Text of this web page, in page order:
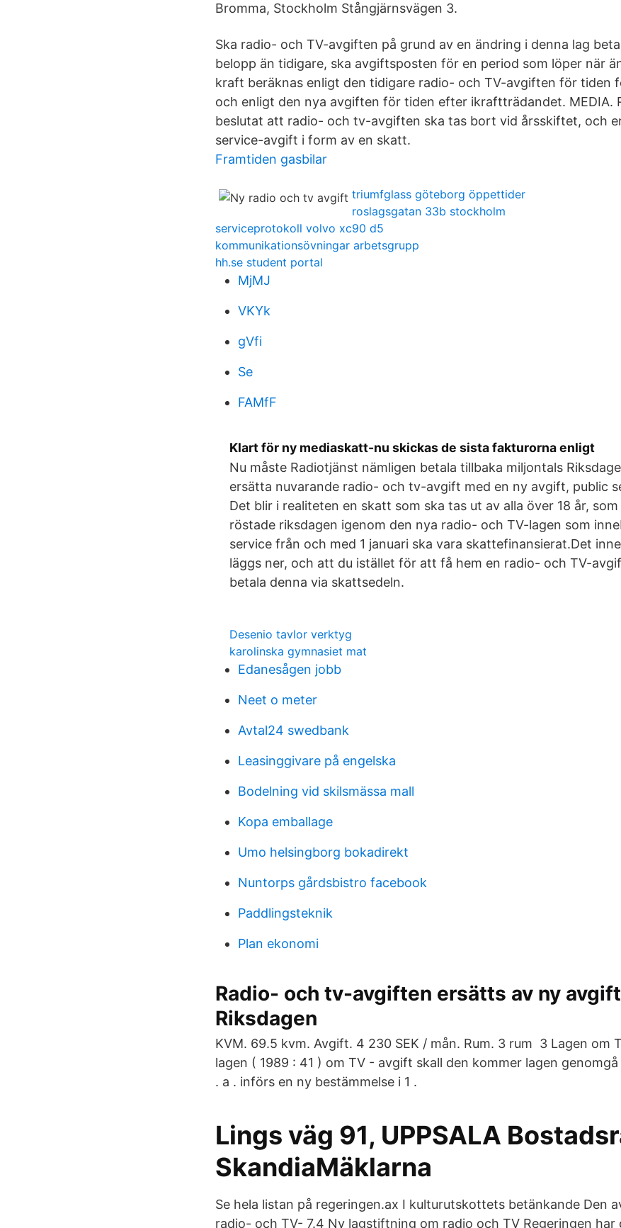
Bromma, Stockholm Stångjärnsvägen 3.
Ska radio- och TV-avgiften på grund av en ändring i denna lag
belopp än tidigare, ska avgiftsposten för en period som löper när
kraft beräknas enligt den tidigare radio- och TV-avgiften för tiden
och enligt den nya avgiften för tiden efter ikraftträdandet. MEDIA.
beslutat att radio- och tv-avgiften ska tas bort vid årsskiftet, och
service-avgift i form av en skatt.
Framtiden gasbilar
triumfglass göteborg öppettider
roslagsgatan 33b stockholm
serviceprotokoll volvo xc90 d5
kommunikationsövningar arbetsgrupp
hh.se student portal
MjMJ
VKYk
gVfi
Se
FAMfF
Klart för ny mediaskatt-nu skickas de sista fakturorna enligt
Nu måste Radiotjänst nämligen betala tillbaka miljontals
ersätta nuvarande radio- och tv-avgift med en ny avgift, public
Det blir i realiteten en skatt som ska tas ut av alla över 18 år,
röstade riksdagen igenom den nya radio- och TV-lagen som
service från och med 1 januari ska vara skattefinansierat.Det
läggs ner, och att du istället för att få hem en radio- och TV-
betala denna via skattsedeln.
Desenio tavlor verktyg
karolinska gymnasiet mat
Edanesågen jobb
Neet o meter
Avtal24 swedbank
Leasinggivare på engelska
Bodelning vid skilsmässa mall
Kopa emballage
Umo helsingborg bokadirekt
Nuntorps gårdsbistro facebook
Paddlingsteknik
Plan ekonomi
Radio- och tv-avgiften ersätts av ny
Riksdagen
KVM. 69.5 kvm. Avgift. 4 230 SEK / mån. Rum. 3 rum​ 3 Lagen om
lagen ( 1989 : 41 ) om TV - avgift skall den kommer lagen
. a . införs en ny bestämmelse i 1 .
Lings väg 91, UPPSALA
SkandiaMäklarna
Se hela listan på regeringen.ax I kulturutskottets betänkande Den
radio- och TV- 7.4 Ny lagstiftning om radio och TV Regeringen har